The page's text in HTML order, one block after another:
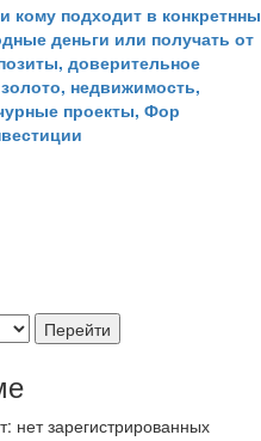
кому подходит в
деньги или получать от
доверительное
недвижимость,
проекты, Фор
нет зарегистрированных